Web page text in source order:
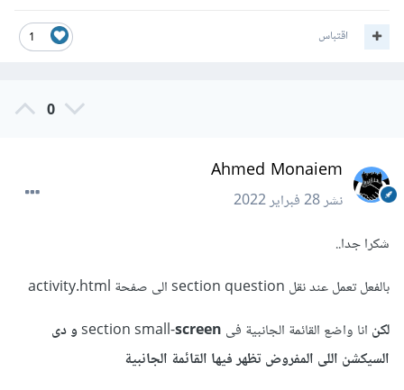
1 اقتباس
0
Ahmed Monaiem
نشر28 فبراير 2022
شكرا جدا..
بالفعل تعمل عند نقل section question الى صفحة activity.html
لكن انا واضع القائمة الجانبية فى section small-
screen و دى
السيكشن اللى المفروض تظهر فيها القائمة الجانبية